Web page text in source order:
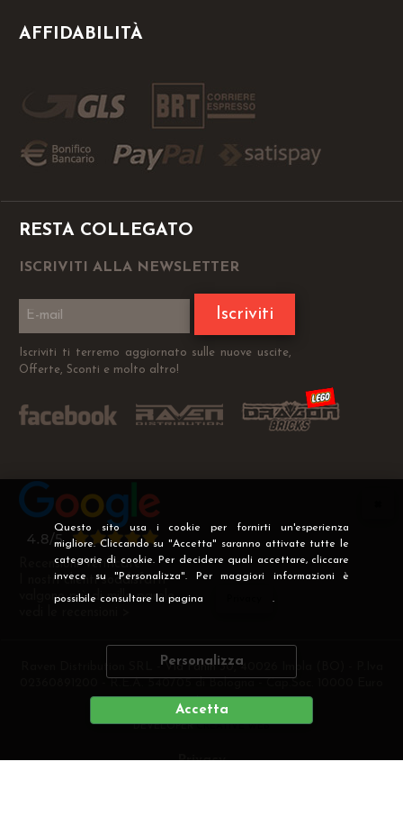
Questo sito usa i cookie per fornirti un'esperienza
migliore. Cliccando su "Accetta" saranno attivate tutte le
categorie di cookie. Per decidere quali accettare, cliccare
invece su "Personalizza". Per maggiori informazioni è
possibile consultare la pagina .
Personalizza
Accetta
AFFIDABILITÀ
RESTA COLLEGATO
ISCRIVITI ALLA NEWSLETTER
Iscriviti
Iscriviti ti terremo aggiornato sulle nuove uscite,
Offerte, Sconti e molto altro!
Recensioni Verificate
I nostri clienti soddisfatti
valgono più di mille parole
Raven Distribution SRL - Via Fanin 30, 40026 Imola (BO) - P.Iva
i.v
DEVELOPERCREATIVE WEB
Privacy